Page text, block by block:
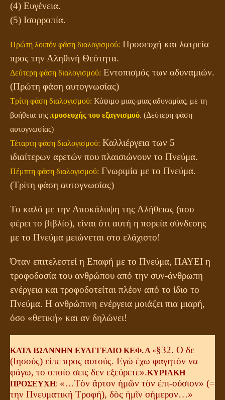
(4) Ευγένεια.
(5) Ισορροπία.
Πρώτη λοιπόν φάση διαλογισμού: Προσευχή και λατρεία
προς την Αληθινή Θεότητα.
Δεύτερη φάση διαλογισμού: Εντοπισμός των αδυναμιών.
(Πρώτη φάση αυτογνωσίας)
Τρίτη φάση διαλογισμού: Κάψιμο μιας-μιας αδυναμίας, με τη
βοήθεια της προσευχής του εξαγνισμού. (Δεύτερη φάση
αυτογνωσίας)
Τέταρτη φάση διαλογισμού: Καλλιέργεια των 5
ιδιαίτερων αρετών που πλαισιώνουν το Πνεύμα.
Πέμπτη φάση διαλογισμού: Γνωριμία με το Πνεύμα.
(Τρίτη φάση αυτογνωσίας)
Το καλό με την Αποκάλυψη της Αλήθειας (που
φέρει το βιβλίο), είναι ότι αυτή η πορεία σύνδεσης
με το Πνεύμα μειώνεται στο ελάχιστο!
Όταν επιτελεστεί η Επαφή με το Πνεύμα, ΠΑΥΕΙ η
τροφοδοσία του ανθρώπου από την συν-άνθρωπη
ενέργεια και τροφοδοτείται πλέον από το ίδιο το
Πνεύμα. Η ανθρώπινη ενέργεια μοιάζει πια μιαρή,
όσο «θετική» και αν δηλώνει!
ΚΑΤΑ ΙΩΑΝΝΗΝ ΕΥΑΓΓΕΛΙΟ ΚΕΦ. Δ «§32. Ο δε
(Ιησούς) είπε προς αυτούς. Εγώ έχω φαγητόν να
φάγω, το οποίο σεις δεν εξεύρετε».ΚΥΡΙΑΚΗ
ΠΡΟΣΕΥΧΗ: «…Τὸν ἄρτον ἡμῶν τὸν ἐπι-ούσιον» (=
την Πνευματική Τροφή), δὸς ἡμῖν σήμερον…»